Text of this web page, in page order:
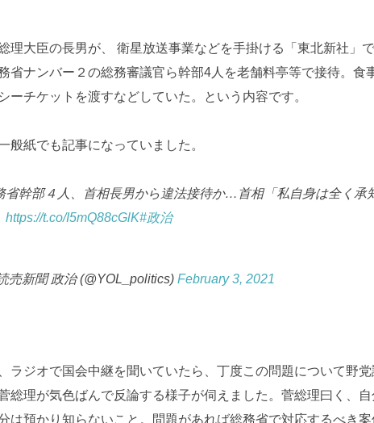
理大臣の長男が、 衛星放送事業などを手掛ける「東北新社」
省ナンバー２の総務審議官ら幹部4人を老舗料亭等で接待。食
ーチケットを渡すなどしていた。という内容です。
般紙でも記事になっていました。
省幹部４人、首相長男から違法接待か…首相「私自身は全く承
https://t.co/I5mQ88cGlK#政治
売新聞 政治 (@YOL_politics) February 3, 2021
ラジオで国会中継を聞いていたら、丁度この問題について野
総理が気色ばんで反論する様子が伺えました。菅総理曰く、自
は預かり知らないこと。問題があれば総務省で対応するべき